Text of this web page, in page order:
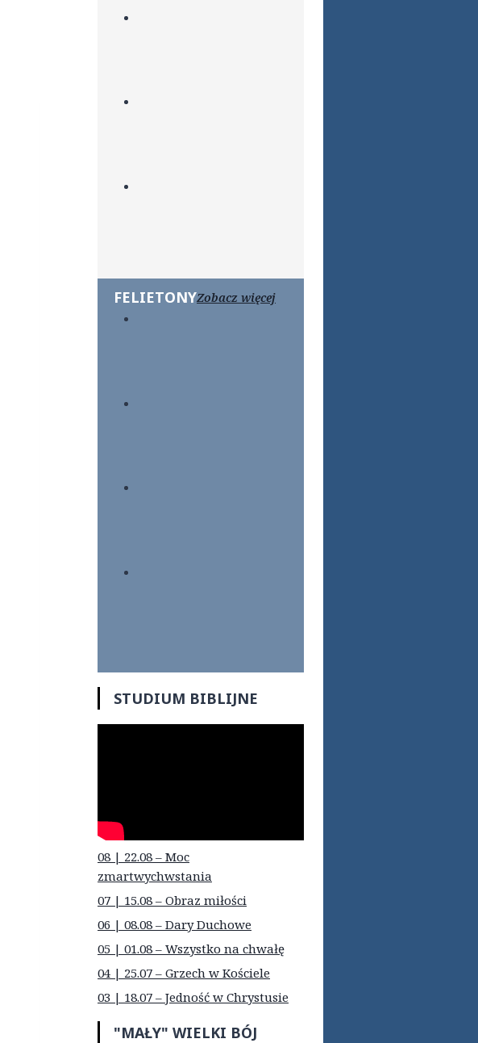
FELIETONYZobacz więcej
STUDIUM BIBLIJNE
08 | 22.08 – Moc
zmartwychwstania
07 | 15.08 – Obraz miłości
06 | 08.08 – Dary Duchowe
05 | 01.08 – Wszystko na chwałę
04 | 25.07 – Grzech w Kościele
03 | 18.07 – Jedność w Chrystusie
"MAŁY" WIELKI BÓJ